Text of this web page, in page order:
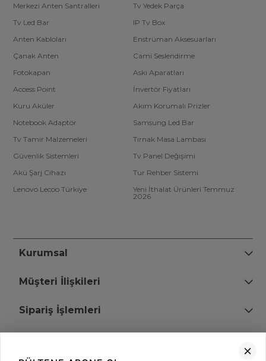
Merkezi Anten Santralleri
Tv Yedek Parça
Tv Led Bar
IP Tv Box
Anten Kabloları
Enstrüman Aksesuarları
Çanak Anten
Cami Seslendirme
Fotokapan
Askı Aparatları
Access Point
İnvertör Fiyatları
Kuru Aküler
Akım Korumalı Prizler
Notebook Adaptör
Samsung Led Bar
Tv Tamir Malzemeleri
Tırnak Masa Lambası
Güvenlik Sistemleri
Tv Panel Değişimi
Akü Şarj Cihazı
Tur Rehber Sistemi
Lenovo Lecoo Türkiye
Yeni İthalat Ürünleri Temmuz
2026
Kurumsal
Müşteri İlişkileri
Sipariş İşlemleri